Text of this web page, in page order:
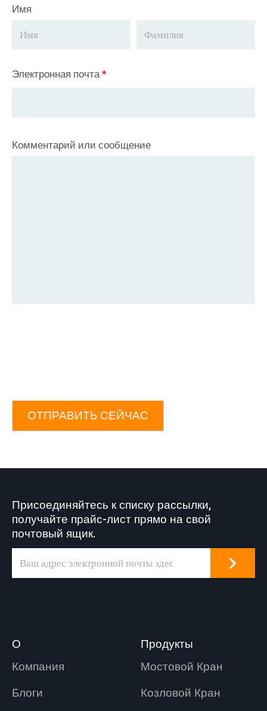
Имя
Электронная почта*
Комментарий или сообщение
ОТПРАВИТЬ СЕЙЧАС
Присоединяйтесь к списку рассылки,
получайте прайс-лист прямо на свой
почтовый ящик.
О
Компания
Блоги
Продукты
Мостовой Кран
Козловой Кран